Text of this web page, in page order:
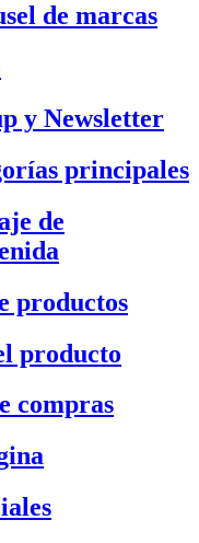
de marcas
y Newsletter
principales
de
productos
producto
compras